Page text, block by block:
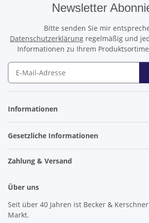
Newsletter
Bitte senden Sie mir
Datenschutzerklärung regelmäßig und
Informationen zu Ihrem
Informationen
Gesetzliche Informationen
Zahlung & Versand
Über uns
Seit über 40 Jahren ist Becker &
Markt.